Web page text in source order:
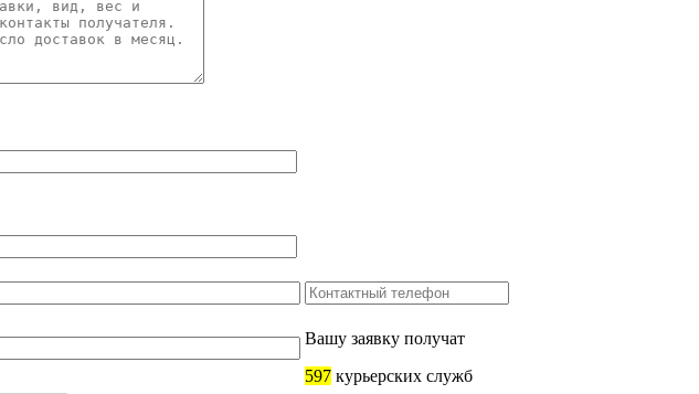
Вашу заявку получат
597 курьерских служб